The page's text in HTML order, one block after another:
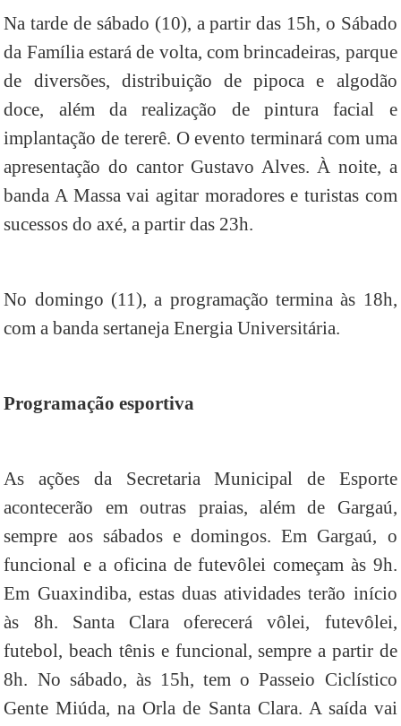
Na tarde de sábado (10), a partir das 15h, o Sábado
da Família estará de volta, com brincadeiras, parque
de diversões, distribuição de pipoca e algodão
doce, além da realização de pintura facial e
implantação de tererê. O evento terminará com uma
apresentação do cantor Gustavo Alves. À noite, a
banda A Massa vai agitar moradores e turistas com
sucessos do axé, a partir das 23h.
No domingo (11), a programação termina às 18h,
com a banda sertaneja Energia Universitária.
Programação esportiva
As ações da Secretaria Municipal de Esporte
acontecerão em outras praias, além de Gargaú,
sempre aos sábados e domingos. Em Gargaú, o
funcional e a oficina de futevôlei começam às 9h.
Em Guaxindiba, estas duas atividades terão início
às 8h. Santa Clara oferecerá vôlei, futevôlei,
futebol, beach tênis e funcional, sempre a partir de
8h. No sábado, às 15h, tem o Passeio Ciclístico
Gente Miúda, na Orla de Santa Clara. A saída vai